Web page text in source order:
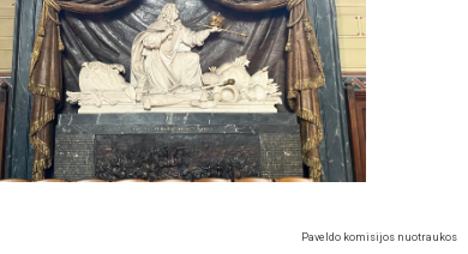
Paveldo komisijos nuotraukos